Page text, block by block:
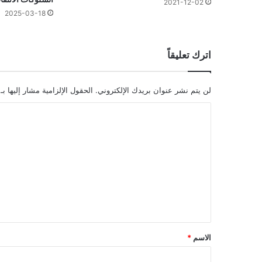
2021-12-02
2025-03-18
اترك تعليقاً
لن يتم نشر عنوان بريدك الإلكتروني. الحقول الإلزامية مشار إليها بـ
*
الاسم *